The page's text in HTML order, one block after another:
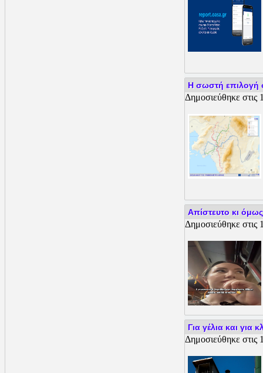
Η σωστή επιλογή
Δημοσιεύθηκε στις
Απίστευτο κι
Δημοσιεύθηκε στις
Για γέλια και για
Δημοσιεύθηκε στις